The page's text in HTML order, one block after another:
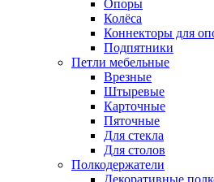
Опоры
Колёса
Коннекторы для
Подпятники
Петли мебельные
Врезные
Штыревые
Карточные
Пяточные
Для стекла
Для столов
Полкодержатели
Декоративные